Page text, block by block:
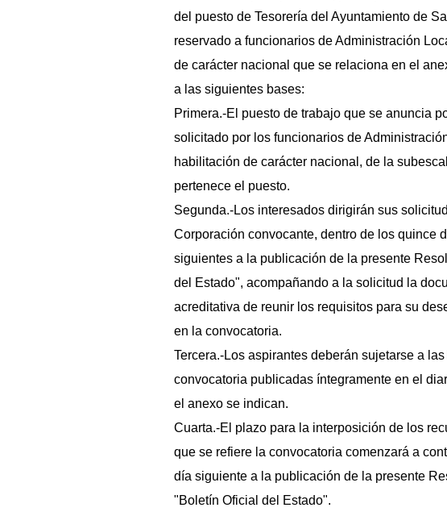
del puesto de Tesorería del Ayuntamiento de
reservado a funcionarios de Administración
de carácter nacional que se relaciona en el
a las siguientes bases:
Primera.-El puesto de trabajo que se anuncia
solicitado por los funcionarios de
habilitación de carácter nacional, de la
pertenece el puesto.
Segunda.-Los interesados dirigirán sus
Corporación convocante, dentro de los quince
siguientes a la publicación de la presente
del Estado", acompañando a la solicitud la
acreditativa de reunir los requisitos para su
en la convocatoria.
Tercera.-Los aspirantes deberán sujetarse a
convocatoria publicadas íntegramente en el
el anexo se indican.
Cuarta.-El plazo para la interposición de los
que se refiere la convocatoria comenzará a
día siguiente a la publicación de la presente
"Boletín Oficial del Estado".